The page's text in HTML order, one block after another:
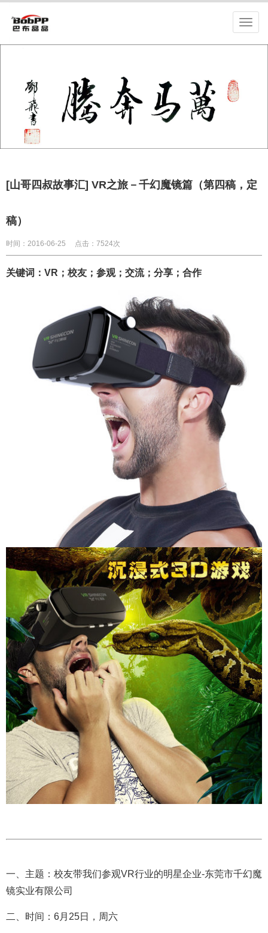
[山哥四叔故事汇] VR之旅－千幻魔镜篇（第四稿，定
稿）
时间：2016-06-25 点击：7524次
关键词：VR；校友；参观；交流；分享；合作
一、主题：校友带我们参观VR行业的明星企业-东莞市千幻魔
镜实业有限公司
二、时间：6月25日，周六